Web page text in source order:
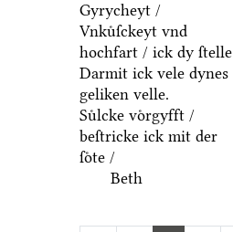
Gyrycheyt /
Vnkuͤſckeyt vnd
hochfart / ick dy ſtelle
Darmit ick vele dynes
geliken velle.
Suͤlcke voͤrgyfft /
beſtricke ick mit der
ſoͤte /
Beth